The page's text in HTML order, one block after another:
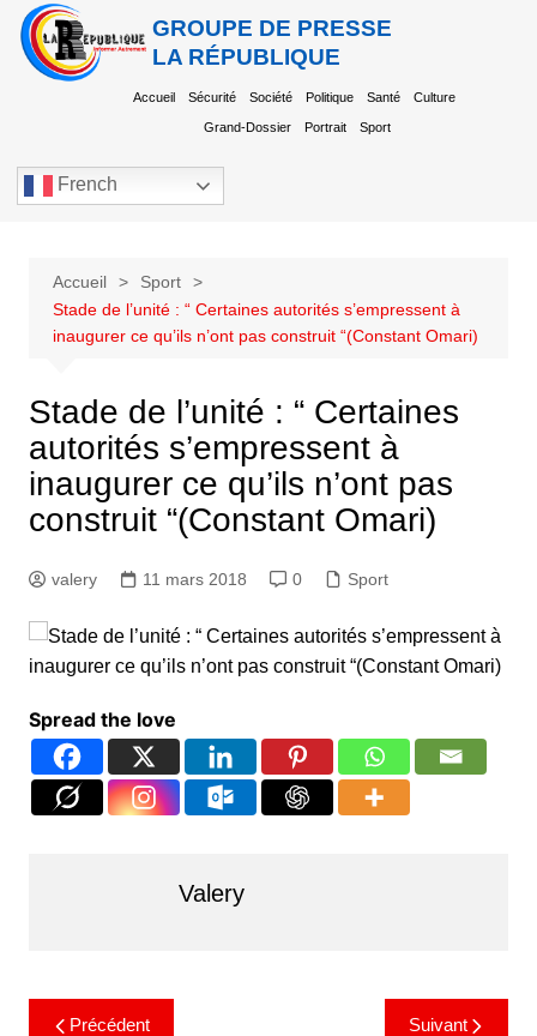
GROUPE DE PRESSE
LA RÉPUBLIQUE
Accueil Sécurité Société Politique Santé Culture
Grand-Dossier Portrait Sport
French
Accueil
Sport
Stade de l’unité : “ Certaines autorités s’empressent à
inaugurer ce qu’ils n’ont pas construit “(Constant Omari)
Stade de l’unité : “ Certaines
autorités s’empressent à
inaugurer ce qu’ils n’ont pas
construit “(Constant Omari)
valery 11 mars 2018 0 Sport
Spread the love
Valery
Précédent Suivant